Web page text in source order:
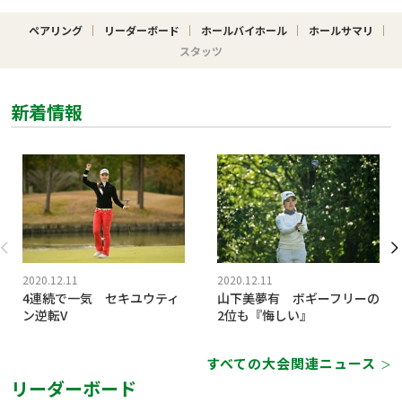
ペアリング リーダーボード ホールバイホール
ホールサマリ
スタッツ
新着情報
2020.12.11
4連続で一気 セキユウティ
ン逆転V
2020.12.11
山下美夢有 ボギーフリーの
2位も『悔しい』
すべての大会関連ニュース ＞
リーダーボード